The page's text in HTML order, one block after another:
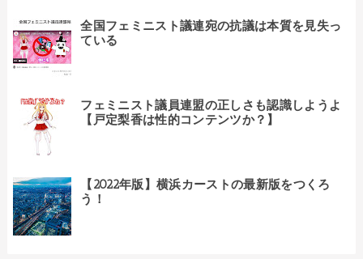
全国フェミニスト議連宛の抗議は本質を見失っ
ている
フェミニスト議員連盟の正しさも認識しようよ
【戸定梨香は性的コンテンツか？】
【2022年版】横浜カーストの最新版をつくろ
う！